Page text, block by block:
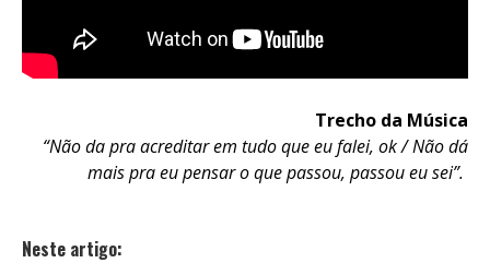
Trecho da Música
“Não da pra acreditar em tudo que eu falei, ok / Não dá
mais pra eu pensar o que passou, passou eu sei”.
Neste artigo: